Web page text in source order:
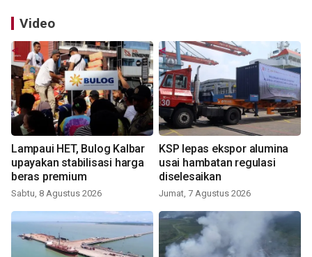
Video
Lampaui HET, Bulog Kalbar
upayakan stabilisasi harga
beras premium
Sabtu, 8 Agustus 2026
KSP lepas ekspor alumina
usai hambatan regulasi
diselesaikan
Jumat, 7 Agustus 2026